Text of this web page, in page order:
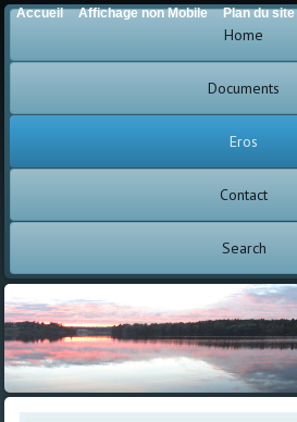
Home
Documents
Eros
Contact
Search
Accueil Affichage non Mobile Plan du site